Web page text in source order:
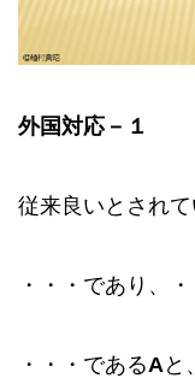
外国対応－１
従来良いとされて
・・・であり、
・・・であるAと、